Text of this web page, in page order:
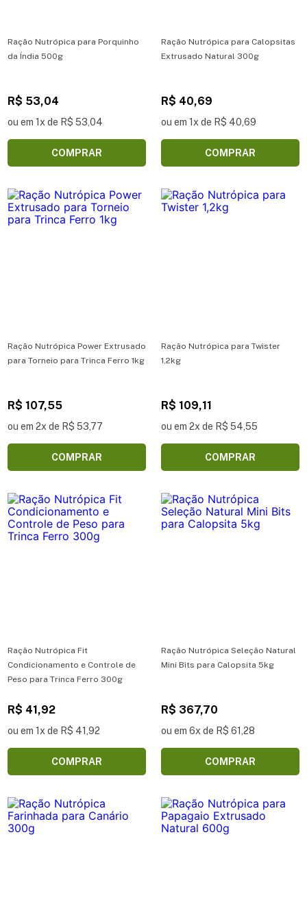
Ração Nutrópica para Porquinho
da Índia 500g
R$ 53,04
ou em 1x de R$ 53,04
COMPRAR
Ração Nutrópica para Calopsitas
Extrusado Natural 300g
R$ 40,69
ou em 1x de R$ 40,69
COMPRAR
Ração Nutrópica Power Extrusado
para Torneio para Trinca Ferro 1kg
R$ 107,55
ou em 2x de R$ 53,77
COMPRAR
Ração Nutrópica para Twister
1,2kg
R$ 109,11
ou em 2x de R$ 54,55
COMPRAR
Ração Nutrópica Fit
Condicionamento e Controle de
Peso para Trinca Ferro 300g
R$ 41,92
ou em 1x de R$ 41,92
COMPRAR
Ração Nutrópica Seleção Natural
Mini Bits para Calopsita 5kg
R$ 367,70
ou em 6x de R$ 61,28
COMPRAR